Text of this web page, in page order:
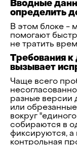
Вводные
определить
В этом блоке -
помогают
не тратить
Требования
вызывает
Чаще всего
разные версии
или
вокруг
собираются в
фиксируются,
контрольная